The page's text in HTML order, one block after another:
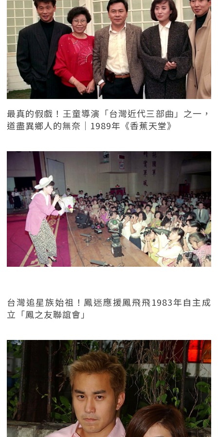
最真的假戲！王童導演「台灣近代三部曲」之一，
道盡異鄉人的無奈｜1989年《香蕉天堂》
台灣追星族始祖！鳳迷應援鳳飛飛1983年自主成
立「鳳之友聯誼會」